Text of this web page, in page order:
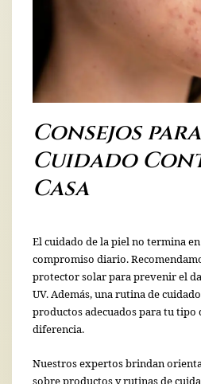
Consejos
Cuidado
Casa
El cuidado de la piel no termina
compromiso diario.
protector solar para prevenir el
UV. Además, una rutina de
productos adecuados para tu tipo
diferencia.
Nuestros expertos brindan
sobre productos y rutinas de